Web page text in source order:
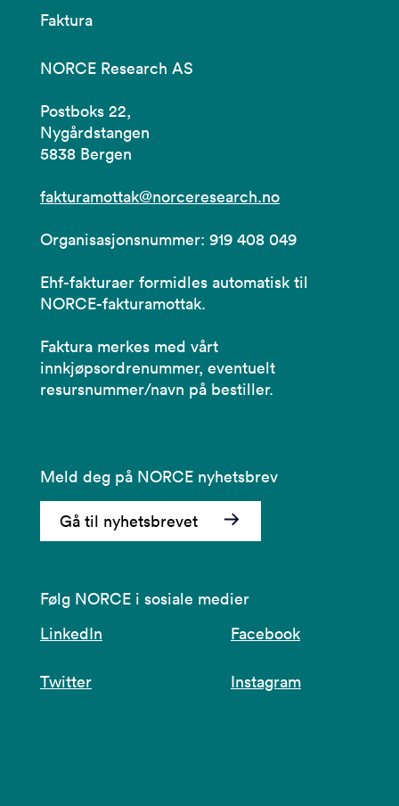
Faktura
NORCE Research AS
Postboks 22,
Nygårdstangen
5838 Bergen
fakturamottak@norceresearch.no
Organisasjonsnummer: 919 408 049
Ehf-fakturaer formidles automatisk til
NORCE-fakturamottak.
Faktura merkes med vårt
innkjøpsordrenummer, eventuelt
resursnummer/navn på bestiller.
Meld deg på NORCE nyhetsbrev
Gå til nyhetsbrevet
Følg NORCE i sosiale medier
LinkedIn
Facebook
Twitter Instagram